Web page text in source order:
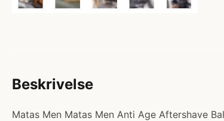
Beskrivelse
Matas Men Matas Men Anti Age Aftershave